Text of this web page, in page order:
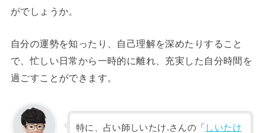
がでしょうか。
自分の運勢を知ったり、自己理解を深めたりすること
で、忙しい日常から一時的に離れ、充実した自分時間を
過ごすことができます。
特に、占い師しいたけ.さんの「 しいたけ